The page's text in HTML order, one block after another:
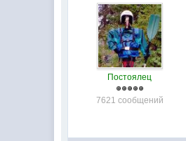
Постоялец
7621 сообщений